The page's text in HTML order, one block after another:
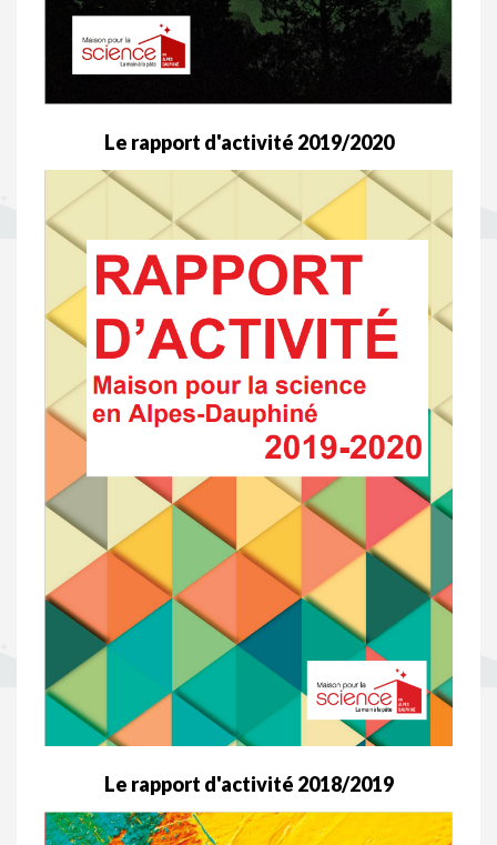
Le rapport d'activité 2019/2020
Le rapport d'activité 2018/2019